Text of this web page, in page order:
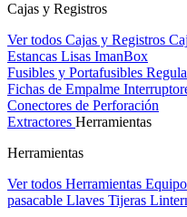
Cajas y Registros
Ver todos Cajas y Registros
Estancas Lisas ImanBox
Fusibles y Portafusibles
Fichas de Empalme
Conectores de Perforación
Extractores Herramientas
Herramientas
Ver todos Herramientas
pasacable Llaves Tijeras